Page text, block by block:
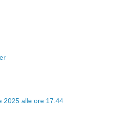
2025 alle ore 17:44